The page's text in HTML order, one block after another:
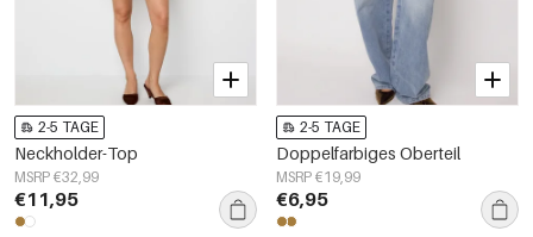
2-5 TAGE
Neckholder-Top
MSRP €32,99
€11,95
2-5 TAGE
Doppelfarbiges Oberteil
MSRP €19,99
€6,95